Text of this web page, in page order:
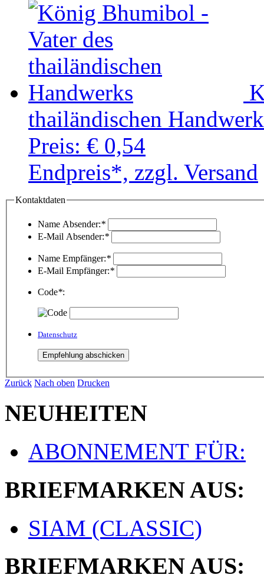
thailändischen
Preis: € 0,54
Endpreis*, zzgl. Versand
Kontaktdaten
Name Absender:*
E-Mail Absender:*
Name Empfänger:*
E-Mail Empfänger:*
Code*:
Datenschutz
Zurück Nach oben Drucken
NEUHEITEN
ABONNEMENT FÜR:
BRIEFMARKEN AUS:
SIAM (CLASSIC)
BRIEFMARKEN AUS: